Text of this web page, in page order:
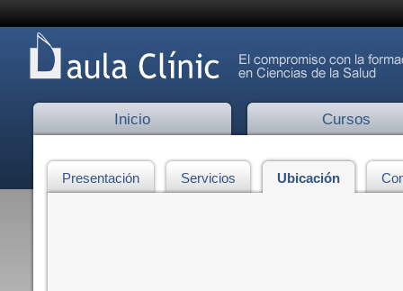
Inicio Cursos
Presentación Servicios Ubicación